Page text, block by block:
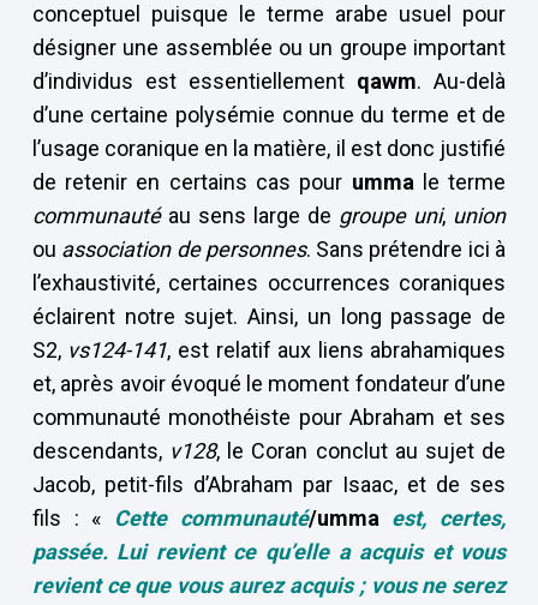
conceptuel puisque le terme arabe usuel pour
désigner une assemblée ou un groupe important
d’individus est essentiellement qawm. Au-delà
d’une certaine polysémie connue du terme et de
l’usage coranique en la matière, il est donc justifié
de retenir en certains cas pour umma le terme
communautéau sens large de groupe uni, union
ou association de personnes. Sans prétendre ici à
l’exhaustivité, certaines occurrences coraniques
éclairent notre sujet. Ainsi, un long passage de
S2, vs124-141, est relatif aux liens abrahamiques
et, après avoir évoqué le moment fondateur d’une
communauté monothéiste pour Abraham et ses
descendants, v128, le Coran conclut au sujet de
Jacob, petit-fils d’Abraham par Isaac, et de ses
fils : « Cette communauté/umma est, certes,
passée. Lui revient ce qu’elle a acquis et vous
revient ce que vous aurez acquis ; vous ne serez